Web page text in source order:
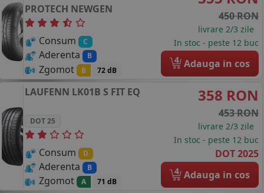
PROTECH NEWGEN
Consum C
Aderenta B
Zgomot B 72 dB
450 RON
livrare 2/3 zile
In stoc - peste 12 buc
4 Adauga in cos
LAUFENN LK01B S FIT EQ
DOT 25
Consum D
Aderenta B
Zgomot A 71 dB
358 RON
453 RON
livrare 2/3 zile
In stoc - peste 12 buc
DOT 2025
4 Adauga in cos